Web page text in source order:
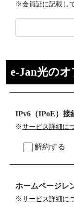
※会員証に記載し
e-Jan光の
IPv6（IPoE）接
※サービス詳細に
解約する
ホームページレ
※サービス詳細に